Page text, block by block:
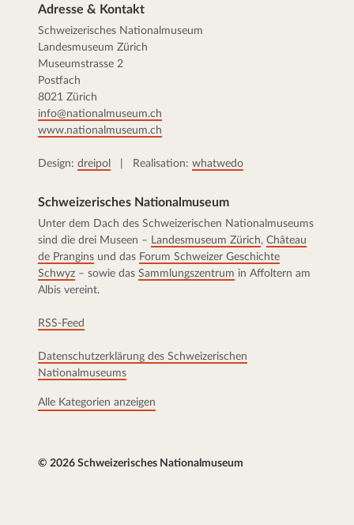
Adresse & Kontakt
Schweizerisches Nationalmuseum
Landesmuseum Zürich
Museumstrasse 2
Postfach
8021 Zürich
info@nationalmuseum.ch
www.nationalmuseum.ch
Design: dreipol | Realisation: whatwedo
Schweizerisches Nationalmuseum
Unter dem Dach des Schweizerischen Nationalmuseums
sind die drei Museen –
Landesmuseum Zürich, Château
de Prangins und das Forum Schweizer Geschichte
Schwyz – sowie das Sammlungszentrum in Affoltern am
Albis vereint.
RSS-Feed
Datenschutzerklärung des Schweizerischen
Nationalmuseums
Alle Kategorien anzeigen
© 2026 Schweizerisches Nationalmuseum